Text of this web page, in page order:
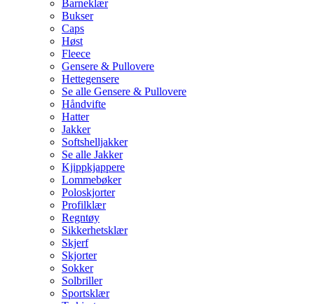
Barneklær
Bukser
Caps
Høst
Fleece
Gensere & Pullovere
Hettegensere
Se alle Gensere & Pullovere
Håndvifte
Hatter
Jakker
Softshelljakker
Se alle Jakker
Kjippkjappere
Lommebøker
Poloskjorter
Profilklær
Regntøy
Sikkerhetsklær
Skjerf
Skjorter
Sokker
Solbriller
Sportsklær